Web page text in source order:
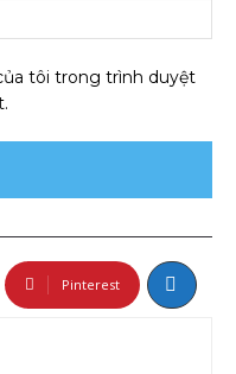
tôi trong trình duyệt
Pinterest